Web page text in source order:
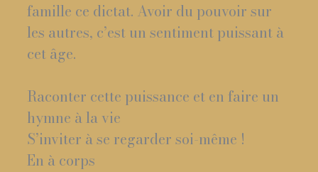
famille ce dictat. Avoir du pouvoir sur
les autres, c’est un sentiment puissant à
cet âge.
Raconter cette puissance et en faire un
hymne à la vie
S’inviter à se regarder soi-même !
En à corps